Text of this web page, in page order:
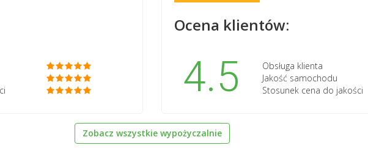
Ocena klientów:
4.5
Obsługa klienta
Jakość samochodu
Stosunek cena do jakości
Zobacz wszystkie wypożyczalnie